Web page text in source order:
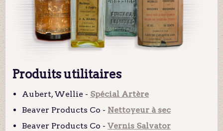
Produits utilitaires
Aubert, Wellie - Spécial Artère
Beaver Products Co - Nettoyeur à sec
Beaver Products Co - Vernis Salvator